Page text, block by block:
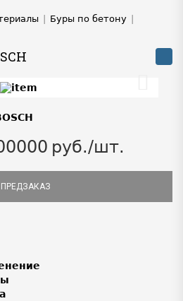
Буры по бетону
руб./шт.
ПРЕДЗАКАЗ